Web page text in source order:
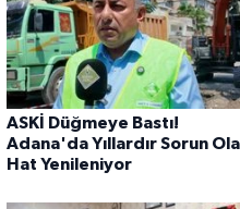
ASKİ Düğmeye Bastı!
Adana'da Yıllardır Sorun
Hat Yenileniyor